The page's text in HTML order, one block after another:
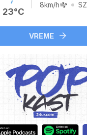
23°C
8km/h SZ
VREME